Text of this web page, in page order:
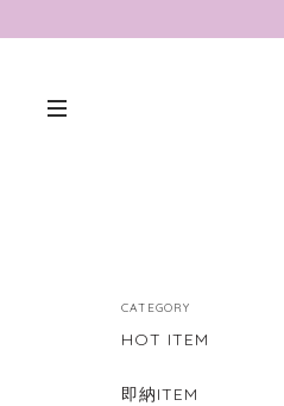
CATEGORY
HOT ITEM
即納ITEM